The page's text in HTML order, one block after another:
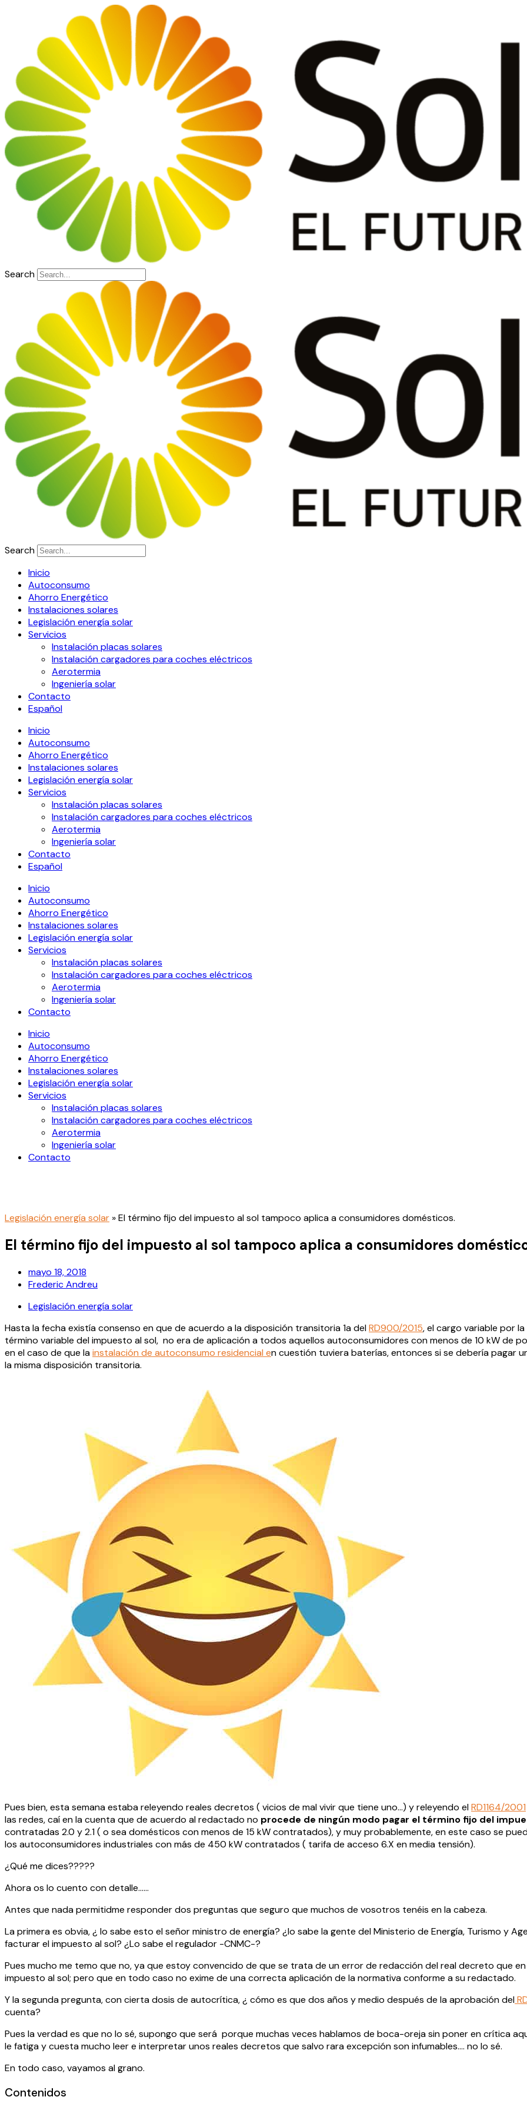
Search
Search
Inicio
Autoconsumo
Ahorro Energético
Instalaciones solares
Legislación energía solar
Servicios
Instalación placas solares
Instalación cargadores para coches eléctricos
Aerotermia
Ingeniería solar
Contacto
Español
Inicio
Autoconsumo
Ahorro Energético
Instalaciones solares
Legislación energía solar
Servicios
Instalación placas solares
Instalación cargadores para coches eléctricos
Aerotermia
Ingeniería solar
Contacto
Español
Inicio
Autoconsumo
Ahorro Energético
Instalaciones solares
Legislación energía solar
Servicios
Instalación placas solares
Instalación cargadores para coches eléctricos
Aerotermia
Ingeniería solar
Contacto
Inicio
Autoconsumo
Ahorro Energético
Instalaciones solares
Legislación energía solar
Servicios
Instalación placas solares
Instalación cargadores para coches eléctricos
Aerotermia
Ingeniería solar
Contacto
Legislación energía solar »El término fijo del impuesto al sol tampoco aplica a consumidores domésticos.
El término fijo del impuesto al sol tampoco aplica a consumidores
mayo 18, 2018
Frederic Andreu
Legislación energía solar
Hasta la fecha existía consenso en que de acuerdo a la disposición transitoria 1a delRD900/2015, el cargo variable por
término variable del impuesto al sol, no era de aplicación a todos aquellos autoconsumidores con menos de 10 kW de
en el caso de que lainstalación de autoconsumo residencial en cuestión tuviera baterías, entonces si se debería pagar
la misma disposición transitoria.
Pues bien, esta semana estaba releyendo reales decretos ( vicios de mal vivir que tiene uno…) y releyendo elRD1164/2001
las redes, caí en la cuenta que de acuerdo al redactado no procede de ningún modo pagar el término fijo del
contratadas 2.0 y 2.1 ( o sea domésticos con menos de 15 kW contratados), y muy probablemente, en este caso se
los autoconsumidores industriales con más de 450 kW contratados ( tarifa de acceso 6.X en media tensión).
¿Qué me dices?????
Ahora os lo cuento con detalle……
Antes que nada permitidme responder dos preguntas que seguro que muchos de vosotros tenéis en la cabeza.
La primera es obvia, ¿ lo sabe esto el señor ministro de energía? ¿lo sabe la gente del Ministerio de Energía, Turismo y
facturar el impuesto al sol? ¿Lo sabe el regulador -CNMC-?
Pues mucho me temo que no, ya que estoy convencido de que se trata de un error de redacción del real decreto que
impuesto al sol; pero que en todo caso no exime de una correcta aplicación de la normativa conforme a su redactado.
Y la segunda pregunta, con cierta dosis de autocrítica, ¿ cómo es que dos años y medio después de la aprobación del
cuenta?
Pues la verdad es que no lo sé, supongo que será porque muchas veces hablamos de boca-oreja sin poner en crítica
le fatiga y cuesta mucho leer e interpretar unos reales decretos que salvo rara excepción son infumables…. no lo sé.
En todo caso, vayamos al grano.
Contenidos